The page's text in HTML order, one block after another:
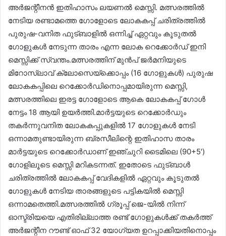
അർജന്റീനൻ ഇതിഹാസം ലയണൽ മെസ്സി. മത്സരത്തിൽ
നേടിയ രണ്ടാമത്തെ ഗോളോടെ ലോകകപ്പ് ചരിത്രത്തിൽ
പുരുഷ-വനിത ഫുട്ബാളിൽ ഒന്നിച്ച് ഏറ്റവും കൂടുതൽ
ഗോളുകൾ നേടുന്ന താരം എന്ന ലോക റെക്കോർഡ് ഇനി
മെസ്സിക്ക് സ്വന്തം.മത്സരത്തിന് മുൻപ് ജർമനിയുടെ
മിറോസ്ലാവ് ക്ലോസെയ്‌ക്കൊപ്പം (16 ഗോളുകൾ) പുരുഷ
ലോകകപ്പിലെ റെക്കോർഡിനൊപ്പമായിരുന്ന മെസ്സി,
മത്സരത്തിലെ ഇരട്ട ഗോളോടെ ആകെ ലോകകപ്പ് ഗോൾ
നേട്ടം 18 ആയി ഉയർത്തി.മാർട്ടയുടെ റെക്കോർഡും
തകർന്നുവനിത ലോകകപ്പുകളിൽ 17 ഗോളുകൾ നേടി
ഒന്നാമതുണ്ടായിരുന്ന ബ്രസീലിന്റെ ഇതിഹാസ താരം
മാർട്ടയുടെ റെക്കോർഡാണ് ഇഞ്ചുറി ടൈമിലെ (90+5′)
ഗോളിലൂടെ മെസ്സി മറികടന്നത്. ഇതോടെ ഫുട്ബാൾ
ചരിത്രത്തിൽ ലോകകപ്പ് വേദികളിൽ ഏറ്റവും കൂടുതൽ
ഗോളുകൾ നേടിയ താരങ്ങളുടെ പട്ടികയിൽ മെസ്സി
ഒന്നാമതെത്തി.മത്സരത്തിൽ ഗ്രൂപ്പ് ജെ-യിൽ നിന്ന്
ഓസ്ട്രിയയെ എതിരില്ലാത്ത രണ്ട് ഗോളുകൾക്ക് തകർത്ത്
അർജന്റീന റൗണ്ട് ഓഫ് 32 യോഗ്യത ഉറപ്പാക്കിയതിനൊപ്പം